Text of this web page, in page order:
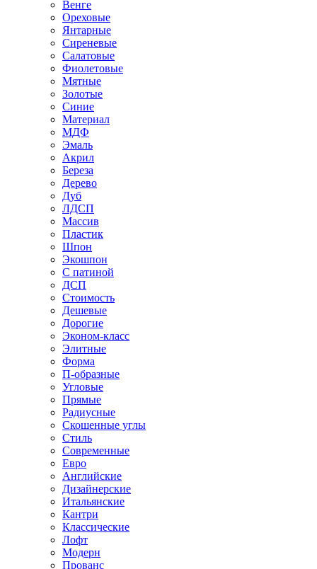
Венге
Ореховые
Янтарные
Сиреневые
Салатовые
Фиолетовые
Мятные
Золотые
Синие
Материал
МДФ
Эмаль
Акрил
Береза
Дерево
Дуб
ЛДСП
Массив
Пластик
Шпон
Экошпон
С патиной
ДСП
Стоимость
Дешевые
Дорогие
Эконом-класс
Элитные
Форма
П-образные
Угловые
Прямые
Радиусные
Скошенные углы
Стиль
Современные
Евро
Английские
Дизайнерские
Итальянские
Кантри
Классические
Лофт
Модерн
Прованс